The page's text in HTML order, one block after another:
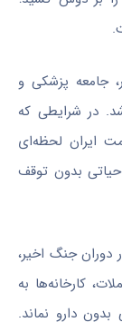
و جنگ ۱۲ روزه اخیر، جامعه پزشکی و
در شرایطی که
ایران لحظه‌ای
حیاتی بدون توقف
دوران جنگ اخیر،
کارخانه‌ها به
دارو نماند.